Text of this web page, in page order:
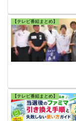
【テレビ番組まとめ】
【テレビ番組まとめ】